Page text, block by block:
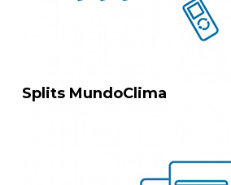
Splits MundoClima